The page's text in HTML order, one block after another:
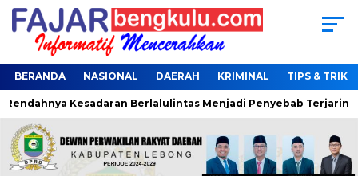
BERANDA NASIONAL DAERAH KRIMINAL TIPS & TRIK
Kesadaran Berlalulintas Menjadi Penyebab Terjaring